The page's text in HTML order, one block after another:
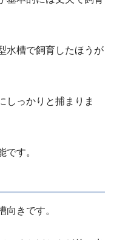
水槽で飼育したほうが
しっかりと捕まりま
す。
きです。